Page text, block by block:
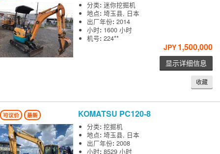
分类:迷你挖掘机
地点:埼玉县, 日本
出厂年份:2014
小时: 1600 小时
机号:224**
JPY 1,500,000
显示详细信息
收藏
可议价 最新 KOMATSU PC120-8
分类:挖掘机
地点:埼玉县, 日本
出厂年份:2008
小时:8529 小时